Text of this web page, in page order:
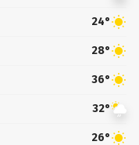
24°
28°
36°
32°
26°